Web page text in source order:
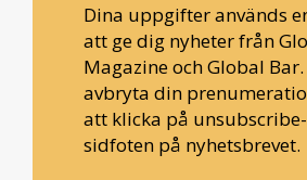
Dina uppgifter används
att ge dig nyheter från
Magazine och Global
avbryta din
att klicka på
sidfoten på nyhetsbrevet.